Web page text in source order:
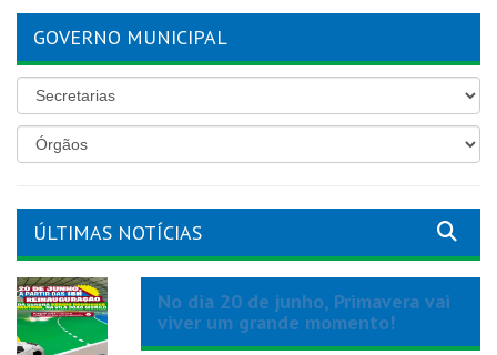
GOVERNO MUNICIPAL
ÚLTIMAS NOTÍCIAS
No dia 20 de junho, Primavera vai
viver um grande momento!